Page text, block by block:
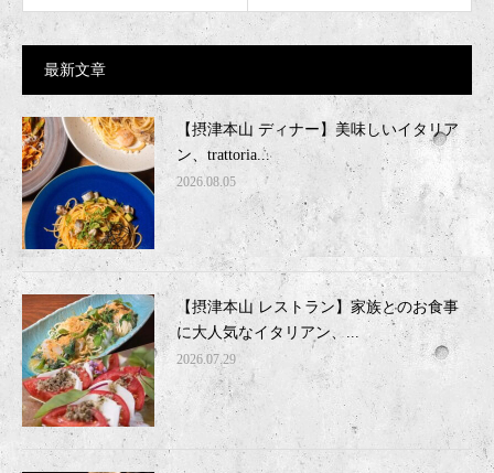
最新文章
【摂津本山 ディナー】美味しいイタリア
ン、trattoria...
2026.08.05
【摂津本山 レストラン】家族とのお食事
に大人気なイタリアン、...
2026.07.29